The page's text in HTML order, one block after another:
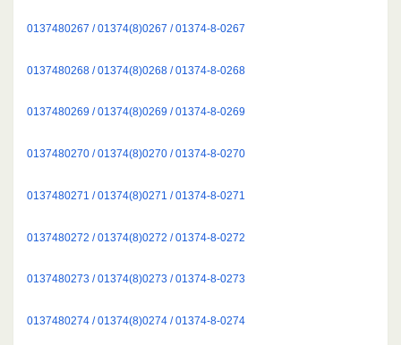
0137480267 / 01374(8)0267 / 01374-8-0267
0137480268 / 01374(8)0268 / 01374-8-0268
0137480269 / 01374(8)0269 / 01374-8-0269
0137480270 / 01374(8)0270 / 01374-8-0270
0137480271 / 01374(8)0271 / 01374-8-0271
0137480272 / 01374(8)0272 / 01374-8-0272
0137480273 / 01374(8)0273 / 01374-8-0273
0137480274 / 01374(8)0274 / 01374-8-0274